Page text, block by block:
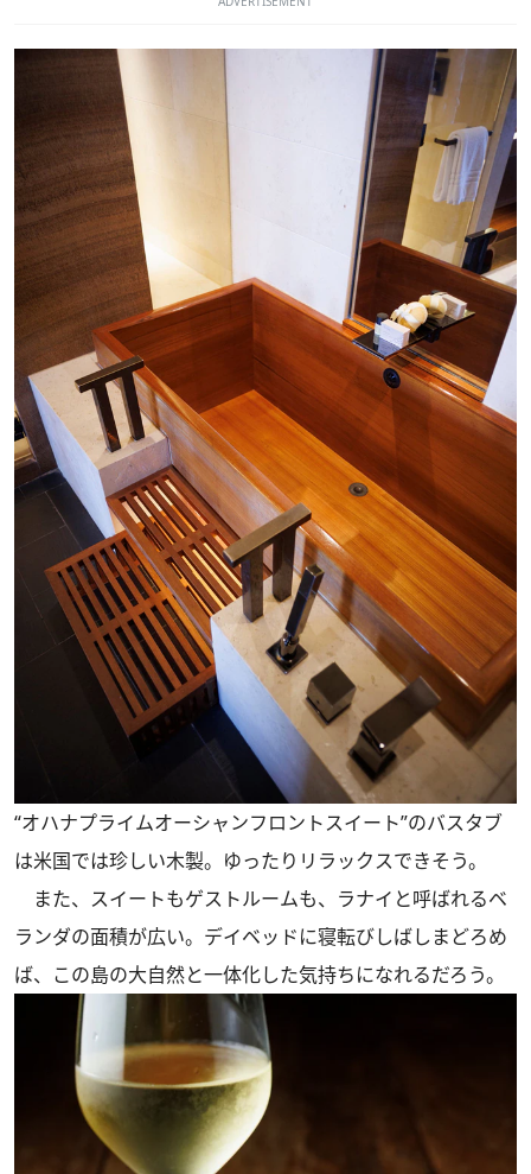
“オハナプライムオーシャンフロントスイート”のバスタブ
は米国では珍しい木製。ゆったりリラックスできそう。
また、スイートもゲストルームも、ラナイと呼ばれるベ
ランダの面積が広い。デイベッドに寝転びしばしまどろめ
ば、この島の大自然と一体化した気持ちになれるだろう。